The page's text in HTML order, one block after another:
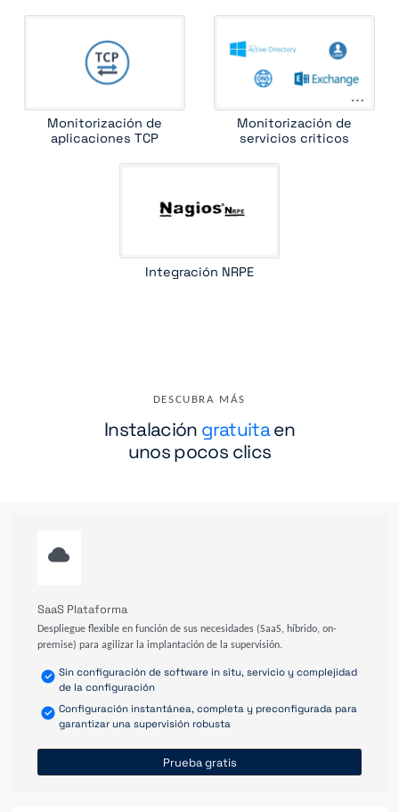
Monitorización de
aplicaciones TCP
Monitorización de
servicios criticos
Integración NRPE
DESCUBRA MÁS
Instalación gratuitaen
unos pocos clics
SaaS Plataforma
Despliegue flexible en función de sus necesidades (SaaS, híbrido, on-
premise) para agilizar la implantación de la supervisión.
Sin configuración de software in situ, servicio y complejidad
de la configuración
Configuración instantánea, completa y preconfigurada para
garantizar una supervisión robusta
Prueba gratis